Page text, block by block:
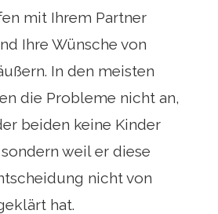
mit Ihrem Partner
Ihre Wünsche von
In den meisten
die Probleme nicht an,
beiden keine Kinder
weil er diese
nicht von
hat.